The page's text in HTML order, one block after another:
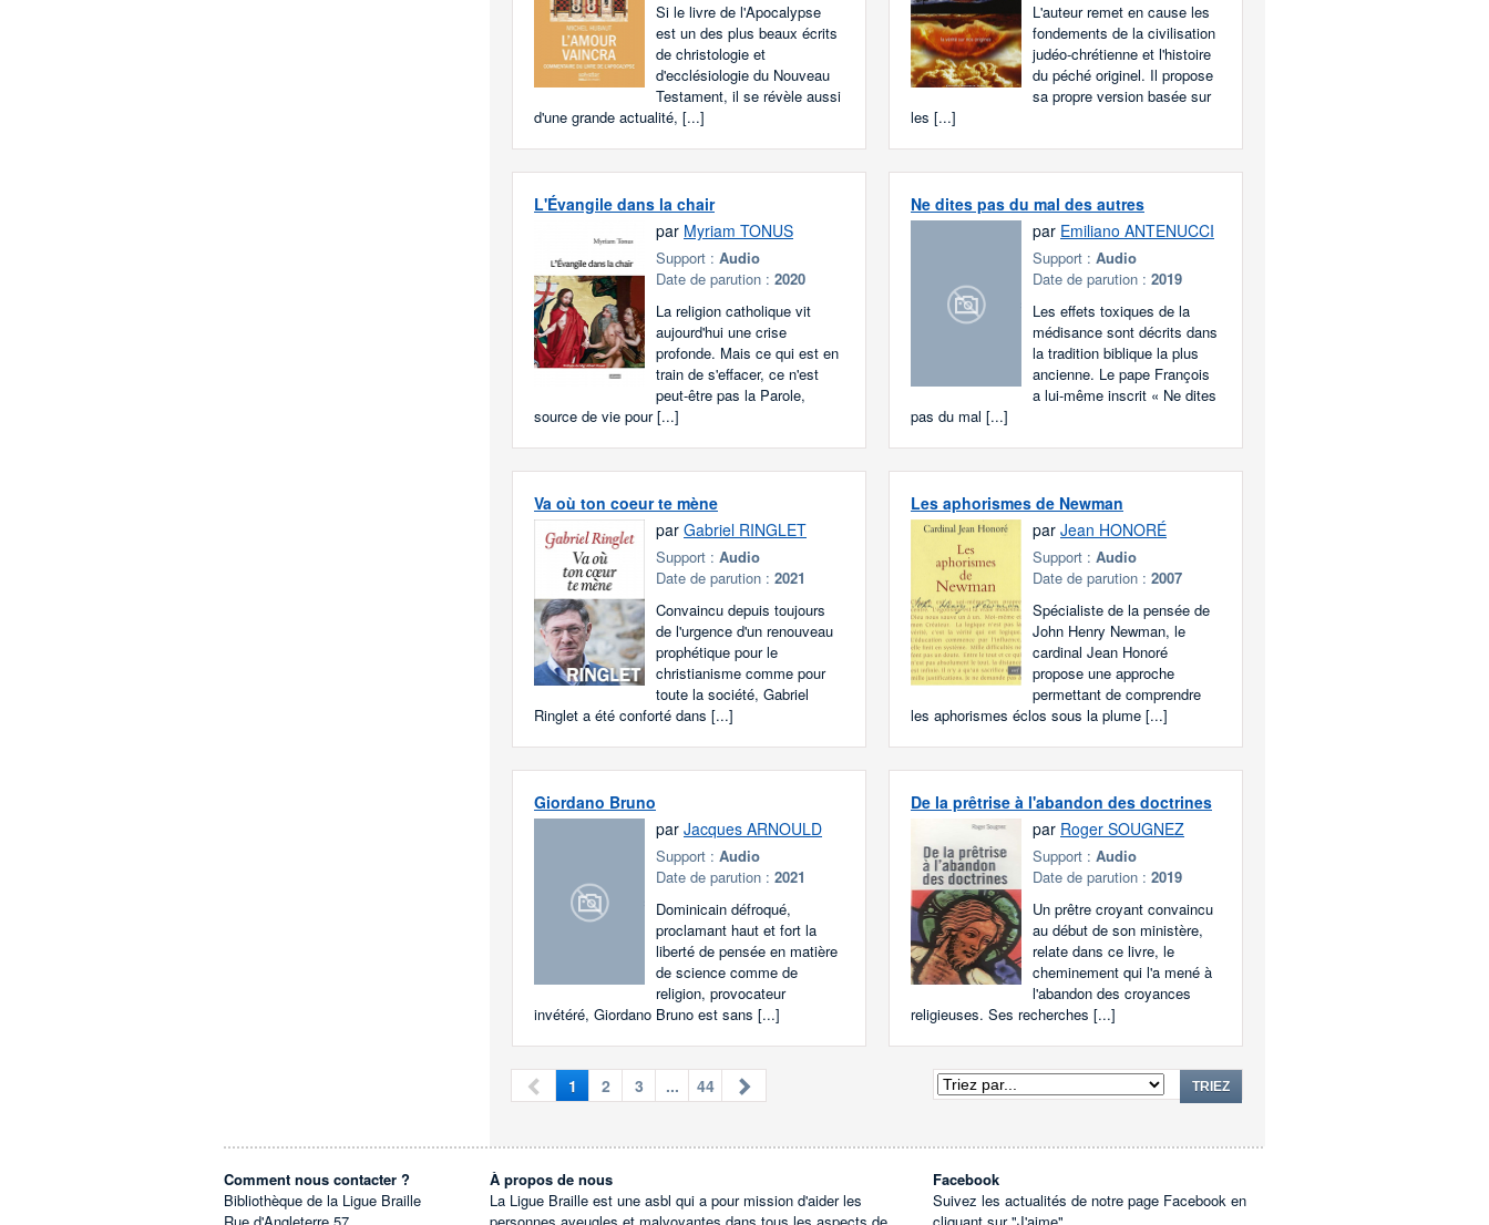
Si le livre de l'Apocalypse
est un des plus beaux écrits
de christologie et
d'ecclésiologie du Nouveau
Testament, il se révèle aussi
d'une grande actualité, [...]
L'auteur remet en cause les
fondements de la civilisation
judéo-chrétienne et l'histoire
du péché originel. Il propose
sa propre version basée sur
les [...]
L'Évangile dans la chair
par Myriam TONUS
Support :Audio
Date de parution :2020
La religion catholique vit
aujourd'hui une crise
profonde. Mais ce qui est en
train de s'effacer, ce n'est
peut-être pas la Parole,
source de vie pour [...]
Ne dites pas du mal des autres
par Emiliano ANTENUCCI
Support : Audio
Date de parution : 2019
Les effets toxiques de la
médisance sont décrits dans
la tradition biblique la plus
ancienne. Le pape François
a lui-même inscrit « Ne dites
pas du mal [...]
Va où ton coeur te mène
parGabriel RINGLET
Support :Audio
Date de parution :2021
Convaincu depuis toujours
de l'urgence d'un renouveau
prophétique pour le
christianisme comme pour
toute la société, Gabriel
Ringlet a été conforté dans [...]
Les aphorismes de Newman
par Jean HONORÉ
Support : Audio
Date de parution : 2007
Spécialiste de la pensée de
John Henry Newman, le
cardinal Jean Honoré
propose une approche
permettant de comprendre
les aphorismes éclos sous la plume [...]
Giordano Bruno
parJacques ARNOULD
Support :Audio
Date de parution :2021
Dominicain défroqué,
proclamant haut et fort la
liberté de pensée en matière
de science comme de
religion, provocateur
invétéré, Giordano Bruno est sans [...]
De la prêtrise à l'abandon des doctrines
par Roger SOUGNEZ
Support : Audio
Date de parution : 2019
Un prêtre croyant convaincu
au début de son ministère,
relate dans ce livre, le
cheminement qui l'a mené à
l'abandon des croyances
religieuses. Ses recherches [...]
1 2 3 ... 44 TRIEZ
Comment nous contacter ?
Bibliothèque de la Ligue Braille
À propos de nous
La Ligue Braille est une asbl qui a pour mission d'aider les
Facebook
Suivez les actualités de notre page Facebook en